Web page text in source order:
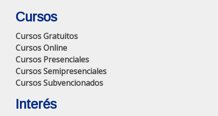
Cursos
Cursos Gratuitos
Cursos Online
Cursos Presenciales
Cursos Semipresenciales
Cursos Subvencionados
Interés